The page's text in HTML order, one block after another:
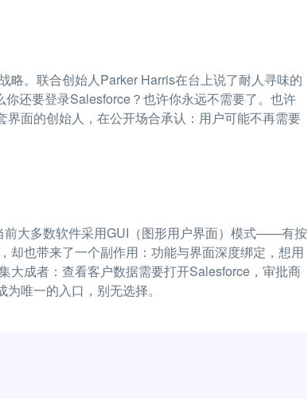
。联合创始人Parker Harris在台上说了耐人寻味的
还要登录Salesforce？也许你永远不需要了。也许
面的创始人，在公开场合承认：用户可能不再需要
前大多数软件采用GUI（图形用户界面）模式——有按
却也带来了一个副作用：功能与界面深度绑定，想用
大成者：查看客户数据需要打开Salesforce，审批商
唯一的入口，别无选择。